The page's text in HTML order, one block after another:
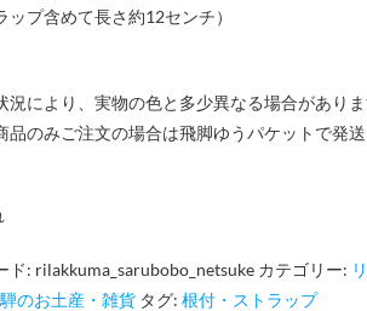
ップ含めて長さ約12センチ）
により、実物の色と多少異なる場合がありま
品のみご注文の場合は飛脚ゆうパケットで発
ド: rilakkuma_sarubobo_netsuke カテゴリー:
のお土産・雑貨 タグ: 根付・ストラップ